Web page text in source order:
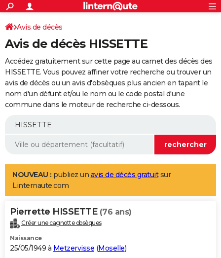
ACTUALITÉS
Politique
Société
Faits Divers
Education
Monde
Villes
+
SPORT
Coupe du monde 2026
Football
Tennis
Cyclisme
Rugby
Forum
Programme TV
TNT
Streaming
Cinéma
Sorties cinéma
Musique
+
FINANCE
Retraite
Epargne
Immobilier
Risques naturels par ville
Banque
Assurance
AUTO
Essais
Réserver un essai
Citadines
Berlines
SUV
Forum auto
+
Mobiles
Meilleur smartphone
Internet
Ordinateurs
Jeux vidéo
Guide high-tech
Aménagement intérieur
LIFESTYLE
Art de vivre
Bien-être
Loisirs
Mode
Modes de vie
Alimentation
Guide de la santé
Maladies
Médicaments
Sommeil
VOYAGE
Destinations
City break
Voyage nature
Voyage de noces
Forum
Climat
+PHOTO
GUIDES D'ACHAT
Avis de décès
Avis de décès HISSETTE
Accédez gratuitement sur cette page au carnet des décès des
HISSETTE. Vous pouvez affiner votre recherche ou trouver un
avis de décès ou un avis d'obsèques plus ancien en tapant le
nom d'un défunt et/ou le nom ou le code postal d'une
commune dans le moteur de recherche ci-dessous.
NOUVEAU : publiez un avis de décès gratuitsur
Linternaute.com
Pierrette HISSETTE (76 ans)
Créer une cagnotte obsèques
Naissance
25/05/1949 à Metzervisse (Moselle)